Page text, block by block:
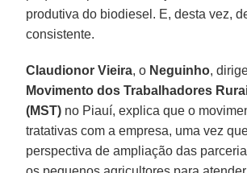
produtiva do biodiesel. E, desta vez,
consistente.
Claudionor Vieira, o Neguinho,
Movimento dos Trabalhadores
(MST) no Piauí, explica que o
tratativas com a empresa, uma vez
perspectiva de ampliação das